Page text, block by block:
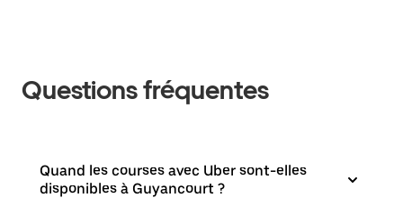
Questions fréquentes
Quand les courses avec Uber sont-elles
disponibles à Guyancourt ?